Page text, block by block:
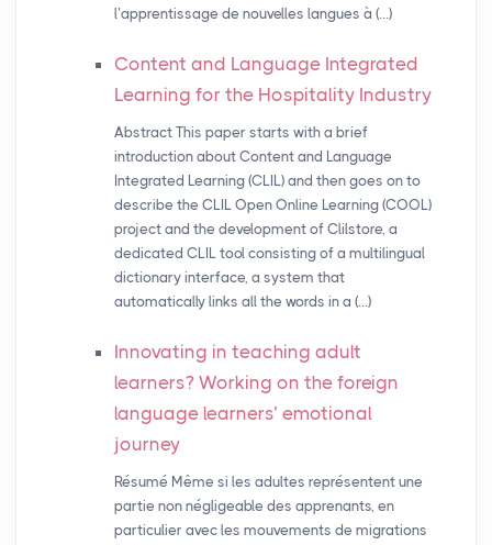
l’apprentissage de nouvelles langues à (…)
Content and Language Integrated
Learning for the Hospitality Industry
Abstract This paper starts with a brief
introduction about Content and Language
Integrated Learning (CLIL) and then goes on to
describe the CLIL Open Online Learning (COOL)
project and the development of Clilstore, a
dedicated CLIL tool consisting of a multilingual
dictionary interface, a system that
automatically links all the words in a (…)
Innovating in teaching adult
learners? Working on the foreign
language learners’ emotional
journey
Résumé Même si les adultes représentent une
partie non négligeable des apprenants, en
particulier avec les mouvements de migrations